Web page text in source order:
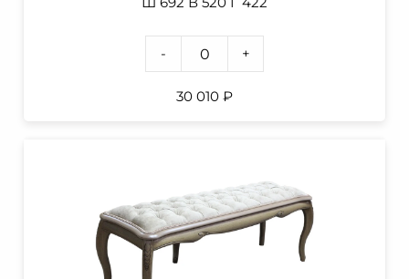
- +
30 010 ₽